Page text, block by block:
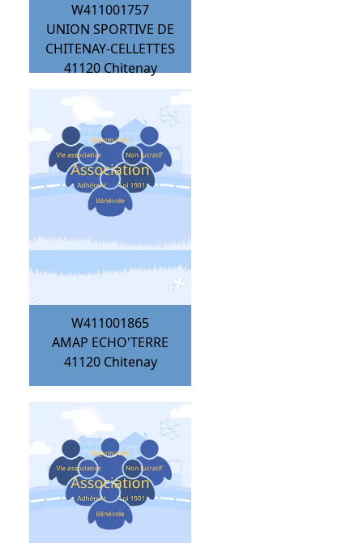
W411001757
UNION SPORTIVE DE
CHITENAY-CELLETTES
41120 Chitenay
W411001865
AMAP ECHO'TERRE
41120 Chitenay